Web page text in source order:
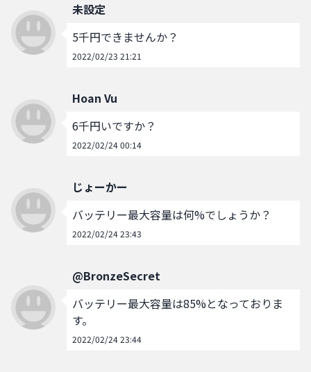
未設定
5千円できませんか？
2022/02/23 21:21
Hoan Vu
6千円いですか？
2022/02/24 00:14
じょーかー
バッテリー最大容量は何%でしょうか？
2022/02/24 23:43
@BronzeSecret
バッテリー最大容量は85%となっておりま
す。
2022/02/24 23:44